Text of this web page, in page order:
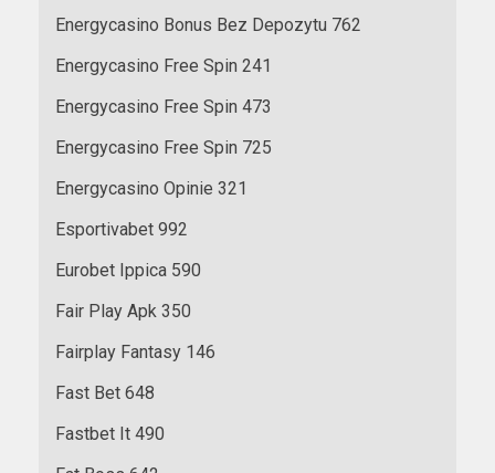
Energycasino Bonus Bez Depozytu 762
Energycasino Free Spin 241
Energycasino Free Spin 473
Energycasino Free Spin 725
Energycasino Opinie 321
Esportivabet 992
Eurobet Ippica 590
Fair Play Apk 350
Fairplay Fantasy 146
Fast Bet 648
Fastbet It 490